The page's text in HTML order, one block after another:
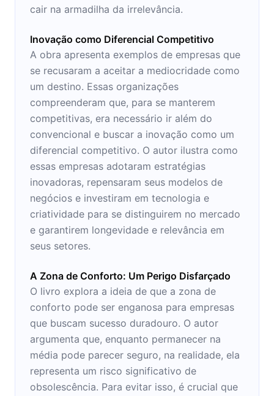
cair na armadilha da irrelevância.
Inovação como Diferencial Competitivo
A obra apresenta exemplos de empresas que
se recusaram a aceitar a mediocridade como
um destino. Essas organizações
compreenderam que, para se manterem
competitivas, era necessário ir além do
convencional e buscar a inovação como um
diferencial competitivo. O autor ilustra como
essas empresas adotaram estratégias
inovadoras, repensaram seus modelos de
negócios e investiram em tecnologia e
criatividade para se distinguirem no mercado
e garantirem longevidade e relevância em
seus setores.
A Zona de Conforto: Um Perigo Disfarçado
O livro explora a ideia de que a zona de
conforto pode ser enganosa para empresas
que buscam sucesso duradouro. O autor
argumenta que, enquanto permanecer na
média pode parecer seguro, na realidade, ela
representa um risco significativo de
obsolescência. Para evitar isso, é crucial que